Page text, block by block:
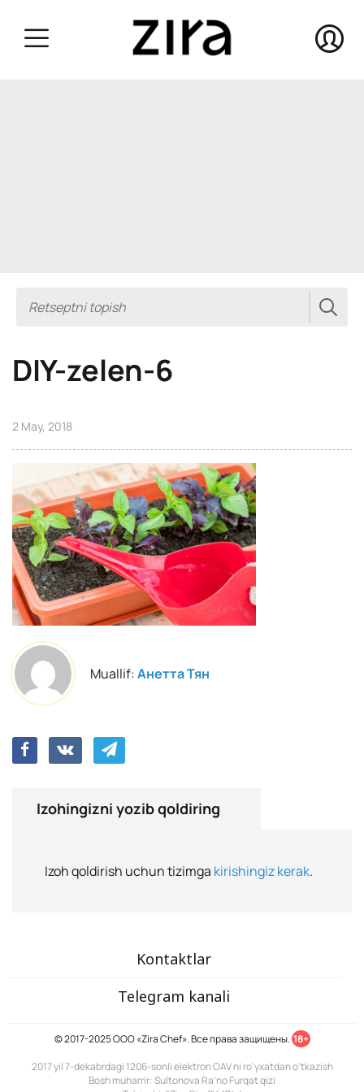
DIY-zelen-6
2 May, 2018
Muallif:Анетта Тян
Izohingizni yozib qoldiring
Izoh qoldirish uchun tizimga kirishingiz kerak.
Kontaktlar
Telegram kanali
© 2017-2025 ООО «Zira Chef». Все права защищены. 18+
2017 yil 7-dekabrdagi 1206-sonli elektron OAV ni ro'yxatdan o'tkazish
Bosh muharrir: Sultonova Ra’no Furqat qizi